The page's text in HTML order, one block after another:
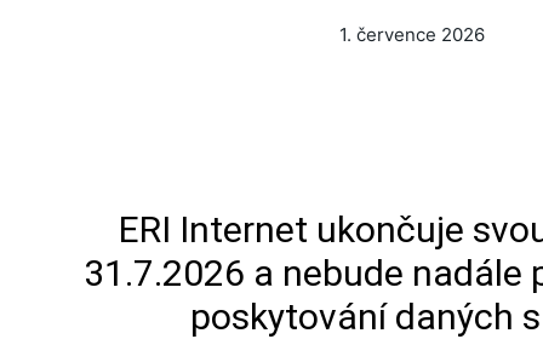
1. července 2026
ERI Internet ukončuje
31.7.2026 a nebude nadále
poskytování daných